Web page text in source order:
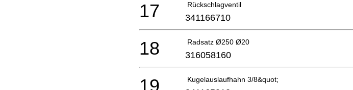
Rückschlagventil
17 341166710
Radsatz Ø250 Ø20
18 316058160
Kugelauslaufhahn 3/8&quot;
19